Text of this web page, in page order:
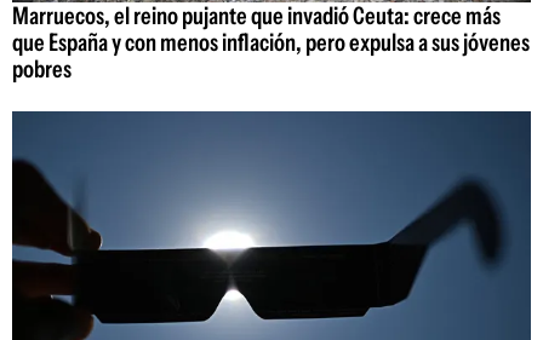
Marruecos, el reino pujante que invadió Ceuta: crece más
que España y con menos inflación, pero expulsa a sus jóvenes
pobres